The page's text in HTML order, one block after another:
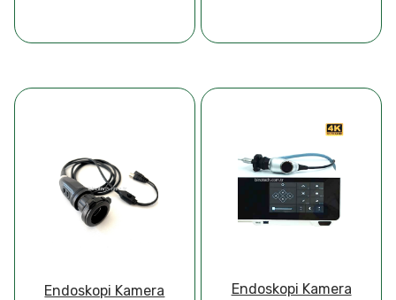
Endoskopi Kamera
Endoskopi Kamera